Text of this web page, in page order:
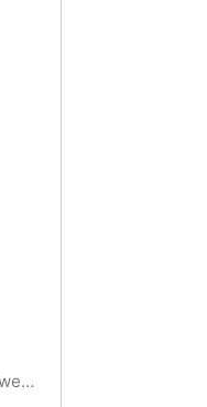
Backrooms. Bez wyjścia (wersja rozszerzona)